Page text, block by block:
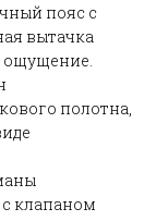
пояс с
вытачка
ощущение.
полотна,
клапаном